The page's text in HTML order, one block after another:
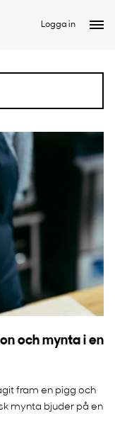
Logga in
och mynta i en
fram en pigg och
mynta bjuder på en